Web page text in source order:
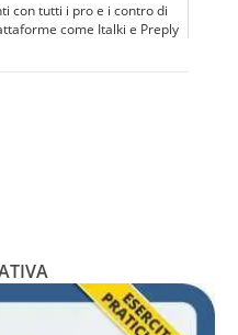
con tutti i pro e i contro di
come Italki e Preply